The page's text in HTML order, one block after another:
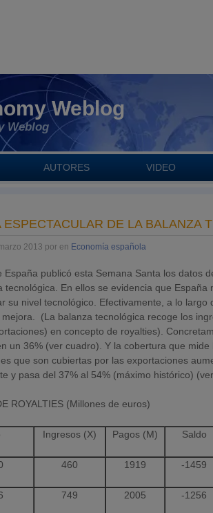
Weblog
Weblog
AUTORES VIDEO
ESPECTACULAR DE LA BALANZA
2013 por en Economía española
España publicó esta Semana Santa los datos
tecnológica. En ellos se evidencia que España
su nivel tecnológico. Efectivamente, a lo largo
(La balanza tecnológica recoge los
en concepto de royalties).
un 36% (ver cuadro). Y la cobertura que mide
que son cubiertas por las exportaciones
y pasa del 37% al 54% (máximo histórico)
ROYALTIES (Millones de euros)
Ingresos (X) Pagos (M) Saldo
460 1919 -1459
749 2005 -1256